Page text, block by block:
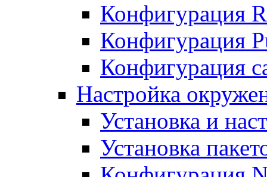
Конфигурация
Конфигурация
Конфигурация
Настройка
Установка и
Установка